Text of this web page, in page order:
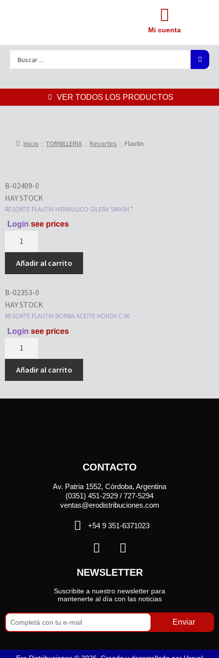
Mi cuenta
VER TODOS LOS PRODUCTOS
Inicio TORNILLERIA Resortes Flautin
B-02409-0
HAY STOCK
RESORTE FLAUTIN HIDRAULICO GILERA SMASH *
Login see prices
Añadir al carrito
B-02353-0
HAY STOCK
RESORTE FLAUTIN BOMBA ACEITE HONDA C-90
Login see prices
Añadir al carrito
CONTACTO
Av. Patria 1552, Córdoba, Argentina
(0351) 451-2929 / 727-5294
ventas@erodistribuciones.com
+54 9 351-6371023
NEWSLETTER
Suscribite a nuestro newsletter para
mantenerte al día con las noticias
Enviar